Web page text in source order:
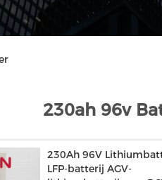
230ah 96v
230Ah 96V
LFP-batterij AGV-